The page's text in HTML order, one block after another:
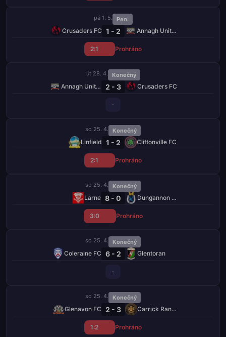
pá 1. 5. Pen.
Crusaders FC 1 - 2 Annagh United
2:1 Prohráno
út 28. 4. Konečný
Annagh United 2 - 3 Crusaders FC
-
so 25. 4. Konečný
Linfield 1 - 2 Cliftonville FC
2:1 Prohráno
so 25. 4. Konečný
Larne 8 - 0 Dungannon Swifts
3:0 Prohráno
so 25. 4. Konečný
Coleraine FC 6 - 2 Glentoran
-
so 25. 4. Konečný
Glenavon FC 2 - 3 Carrick Rangers
1:2 Prohráno